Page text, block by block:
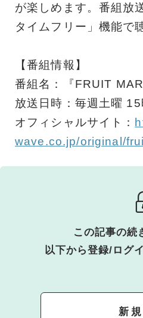
が楽しめます。番組放
タイムフリー」機能で
【番組情報】
番組名：『FRUIT
放送日時：毎週土曜
オフィシャルサイト：
wave.co.jp/original/
この記事の続
以下から登録/ログ
新